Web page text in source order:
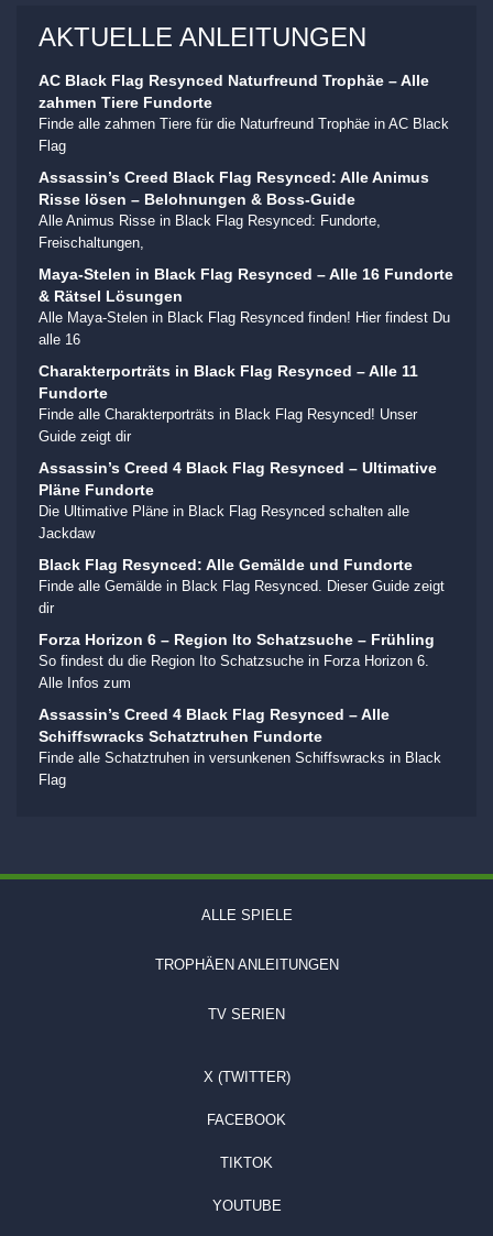
AKTUELLE ANLEITUNGEN
AC Black Flag Resynced Naturfreund Trophäe – Alle
zahmen Tiere Fundorte
Finde alle zahmen Tiere für die Naturfreund Trophäe in AC Black
Flag
Assassin’s Creed Black Flag Resynced: Alle Animus
Risse lösen – Belohnungen & Boss-Guide
Alle Animus Risse in Black Flag Resynced: Fundorte,
Freischaltungen,
Maya-Stelen in Black Flag Resynced – Alle 16 Fundorte
& Rätsel Lösungen
Alle Maya-Stelen in Black Flag Resynced finden! Hier findest Du
alle 16
Charakterporträts in Black Flag Resynced – Alle 11
Fundorte
Finde alle Charakterporträts in Black Flag Resynced! Unser
Guide zeigt dir
Assassin’s Creed 4 Black Flag Resynced – Ultimative
Pläne Fundorte
Die Ultimative Pläne in Black Flag Resynced schalten alle
Jackdaw
Black Flag Resynced: Alle Gemälde und Fundorte
Finde alle Gemälde in Black Flag Resynced. Dieser Guide zeigt
dir
Forza Horizon 6 – Region Ito Schatzsuche – Frühling
So findest du die Region Ito Schatzsuche in Forza Horizon 6.
Alle Infos zum
Assassin’s Creed 4 Black Flag Resynced – Alle
Schiffswracks Schatztruhen Fundorte
Finde alle Schatztruhen in versunkenen Schiffswracks in Black
Flag
ALLE SPIELE
TROPHÄEN ANLEITUNGEN
TV SERIEN
X (TWITTER)
FACEBOOK
TIKTOK
YOUTUBE